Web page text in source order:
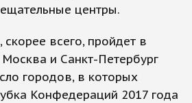
центры.
всего, пройдет в
и Санкт-Петербург
городов, в которых
Конфедераций 2017 года